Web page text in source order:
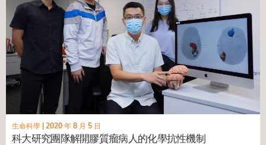
生命科學 2020 年 8 月 5 日
科大研究團隊解開膠質瘤病人的化學抗性機制